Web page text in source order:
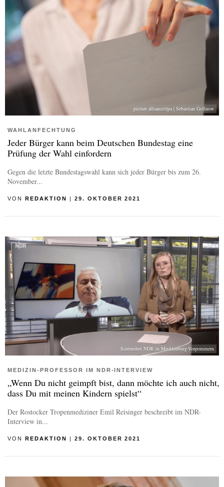
picture alliance/dpa | Sebastian Gollnow
WAHLANFECHTUNG
Jeder Bürger kann beim Deutschen Bundestag eine
Prüfung der Wahl einfordern
Gegen die letzte Bundestagswahl kann sich jeder Bürger bis zum 26.
November...
VON REDAKTION | 29. OKTOBER 2021
Screenshot NDR in Mecklenburg-Vorpommern
MEDIZIN-PROFESSOR IM NDR-INTERVIEW
„Wenn Du nicht geimpft bist, dann möchte ich auch nicht,
dass Du mit meinen Kindern spielst“
Der Rostocker Tropenmediziner Emil Reisinger beschreibt im NDR-
Interview in...
VON REDAKTION | 29. OKTOBER 2021